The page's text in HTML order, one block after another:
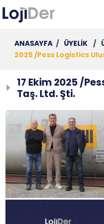
ANASAYFA / ÜYELİK /
2025 /Pess Logistics
17 Ekim 2025 /
Taş. Ltd. Şti.